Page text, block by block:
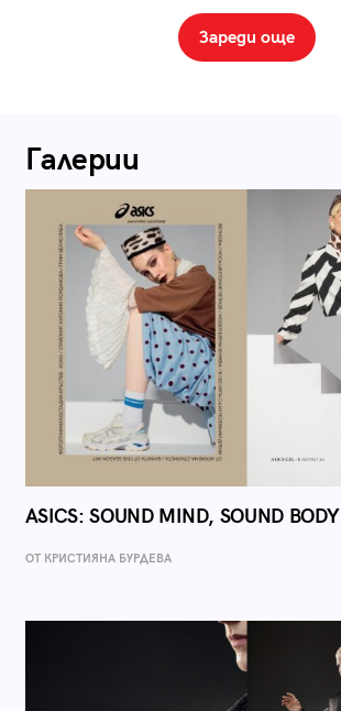
Зареди още
Галерии
ASICS: SOUND MIND, SOUND BODY
ОТ КРИСТИЯНА БУРДЕВА